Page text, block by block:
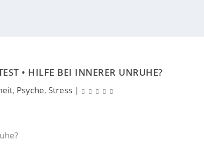
• HILFE BEI INNERER UNRUHE?
, Psyche, Stress|